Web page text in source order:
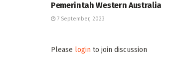
Pemerintah Western Australia
7 September, 2023
Please login to join discussion